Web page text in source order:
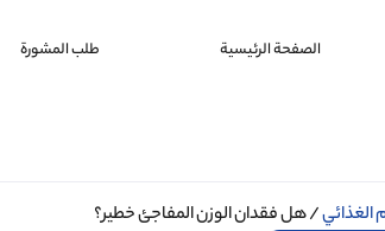
الصفحة الرئيسية طلب المشورة
الغذائي/ هل فقدان الوزن المفاجئ خطير؟